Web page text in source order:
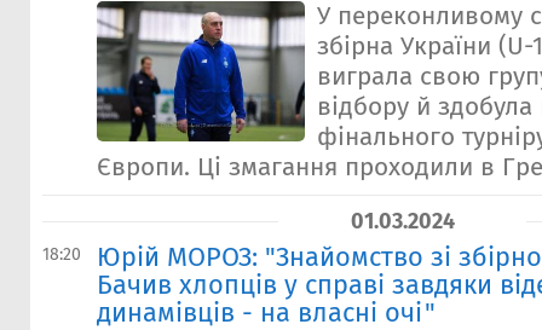
У переконливому
збірна України
виграла свою
відбору й здобула
фінального
Європи. Ці змагання проходили в
01.03.2024
18:20
Юрій МОРОЗ: "Знайомство зі
Бачив хлопців у справі завдяки
динамівців - на власні очі"